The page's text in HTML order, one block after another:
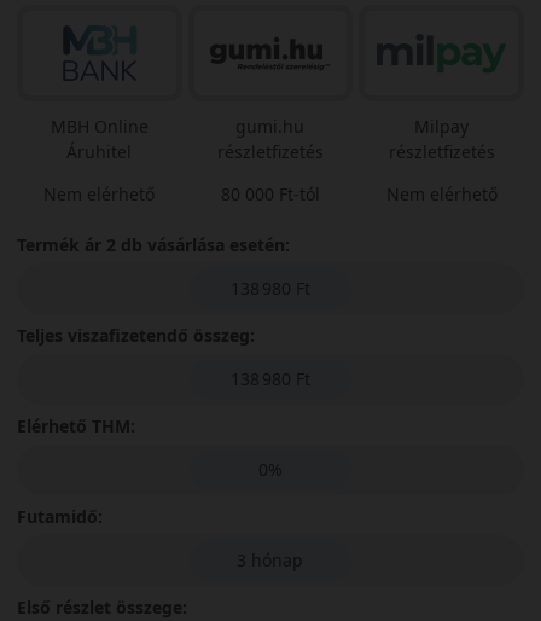
MBH Online
Áruhitel
Nem elérhető
gumi.hu
részletfizetés
80 000 Ft-tól
Milpay
részletfizetés
Nem elérhető
Termék ár 2 db vásárlása esetén:
138 980 Ft
Teljes viszafizetendő összeg:
138 980 Ft
Elérhető THM:
0%
Futamidő:
3 hónap
Első részlet összege: